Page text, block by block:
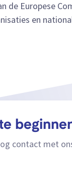
de Europese
en
contact met